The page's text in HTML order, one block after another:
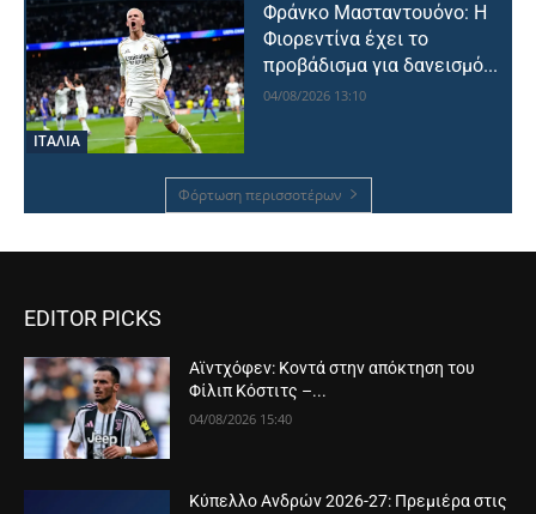
ΙΤΑΛΙΑ
Φράνκο Μασταντουόνο: Η
Φιορεντίνα έχει το
προβάδισμα για δανεισμό...
04/08/2026 13:10
Φόρτωση περισσοτέρων
EDITOR PICKS
Αϊντχόφεν: Κοντά στην απόκτηση του
Φίλιπ Κόστιτς –...
04/08/2026 15:40
Κύπελλο Ανδρών 2026-27: Πρεμιέρα στις